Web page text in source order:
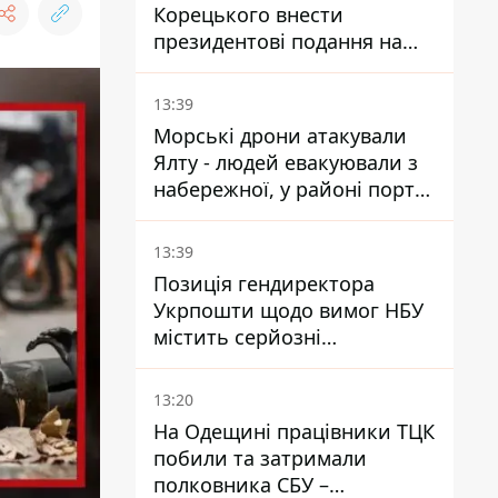
Корецького внести
президентові подання на
звільнення володаря
Троєщини Бахматова
13:39
Морські дрони атакували
Ялту - людей евакуювали з
набережної, у районі порту
повідомляють про пожежу
13:39
Позиція гендиректора
Укрпошти щодо вимог НБУ
містить серйозні
нестиковки – депутатка
Ольга Василевська-Смаглюк
13:20
На Одещині працівники ТЦК
побили та затримали
полковника СБУ –